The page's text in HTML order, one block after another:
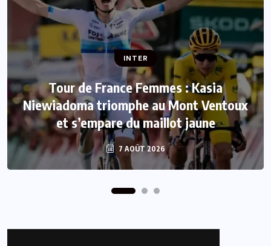
INTER
Tour de France Femmes : Kasia
Niewiadoma triomphe au Mont Ventoux
et s’empare du maillot jaune
7 AOÛT 2026
INTER
Mercato : Le FC Barcelone s’offre Rodri
pour 50 millions d’euros
7 AOÛT 2026